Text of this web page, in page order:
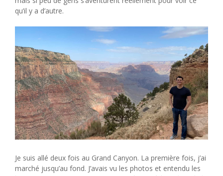
qu’il y a d’autre.
Je suis allé deux fois au Grand Canyon. La première fois, j’ai
marché jusqu’au fond. J’avais vu les photos et entendu les